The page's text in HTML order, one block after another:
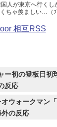
人が東京へ行くし
ちゃ羨ましい…（ﾌ
相互RSS
ー初の登板日
反応
オウォークマン
外の反応